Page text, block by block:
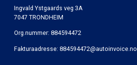
Ingvald Ystgaards veg 3A
7047 TRONDHEIM
Org.nummer: 884594472
Fakturaadresse: 884594472@autoinvoice.no